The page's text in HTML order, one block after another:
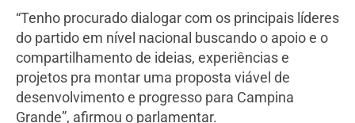
“Tenho procurado dialogar com os principais líderes
do partido em nível nacional buscando o apoio e o
compartilhamento de ideias, experiências e
projetos pra montar uma proposta viável de
desenvolvimento e progresso para Campina
Grande”, afirmou o parlamentar.